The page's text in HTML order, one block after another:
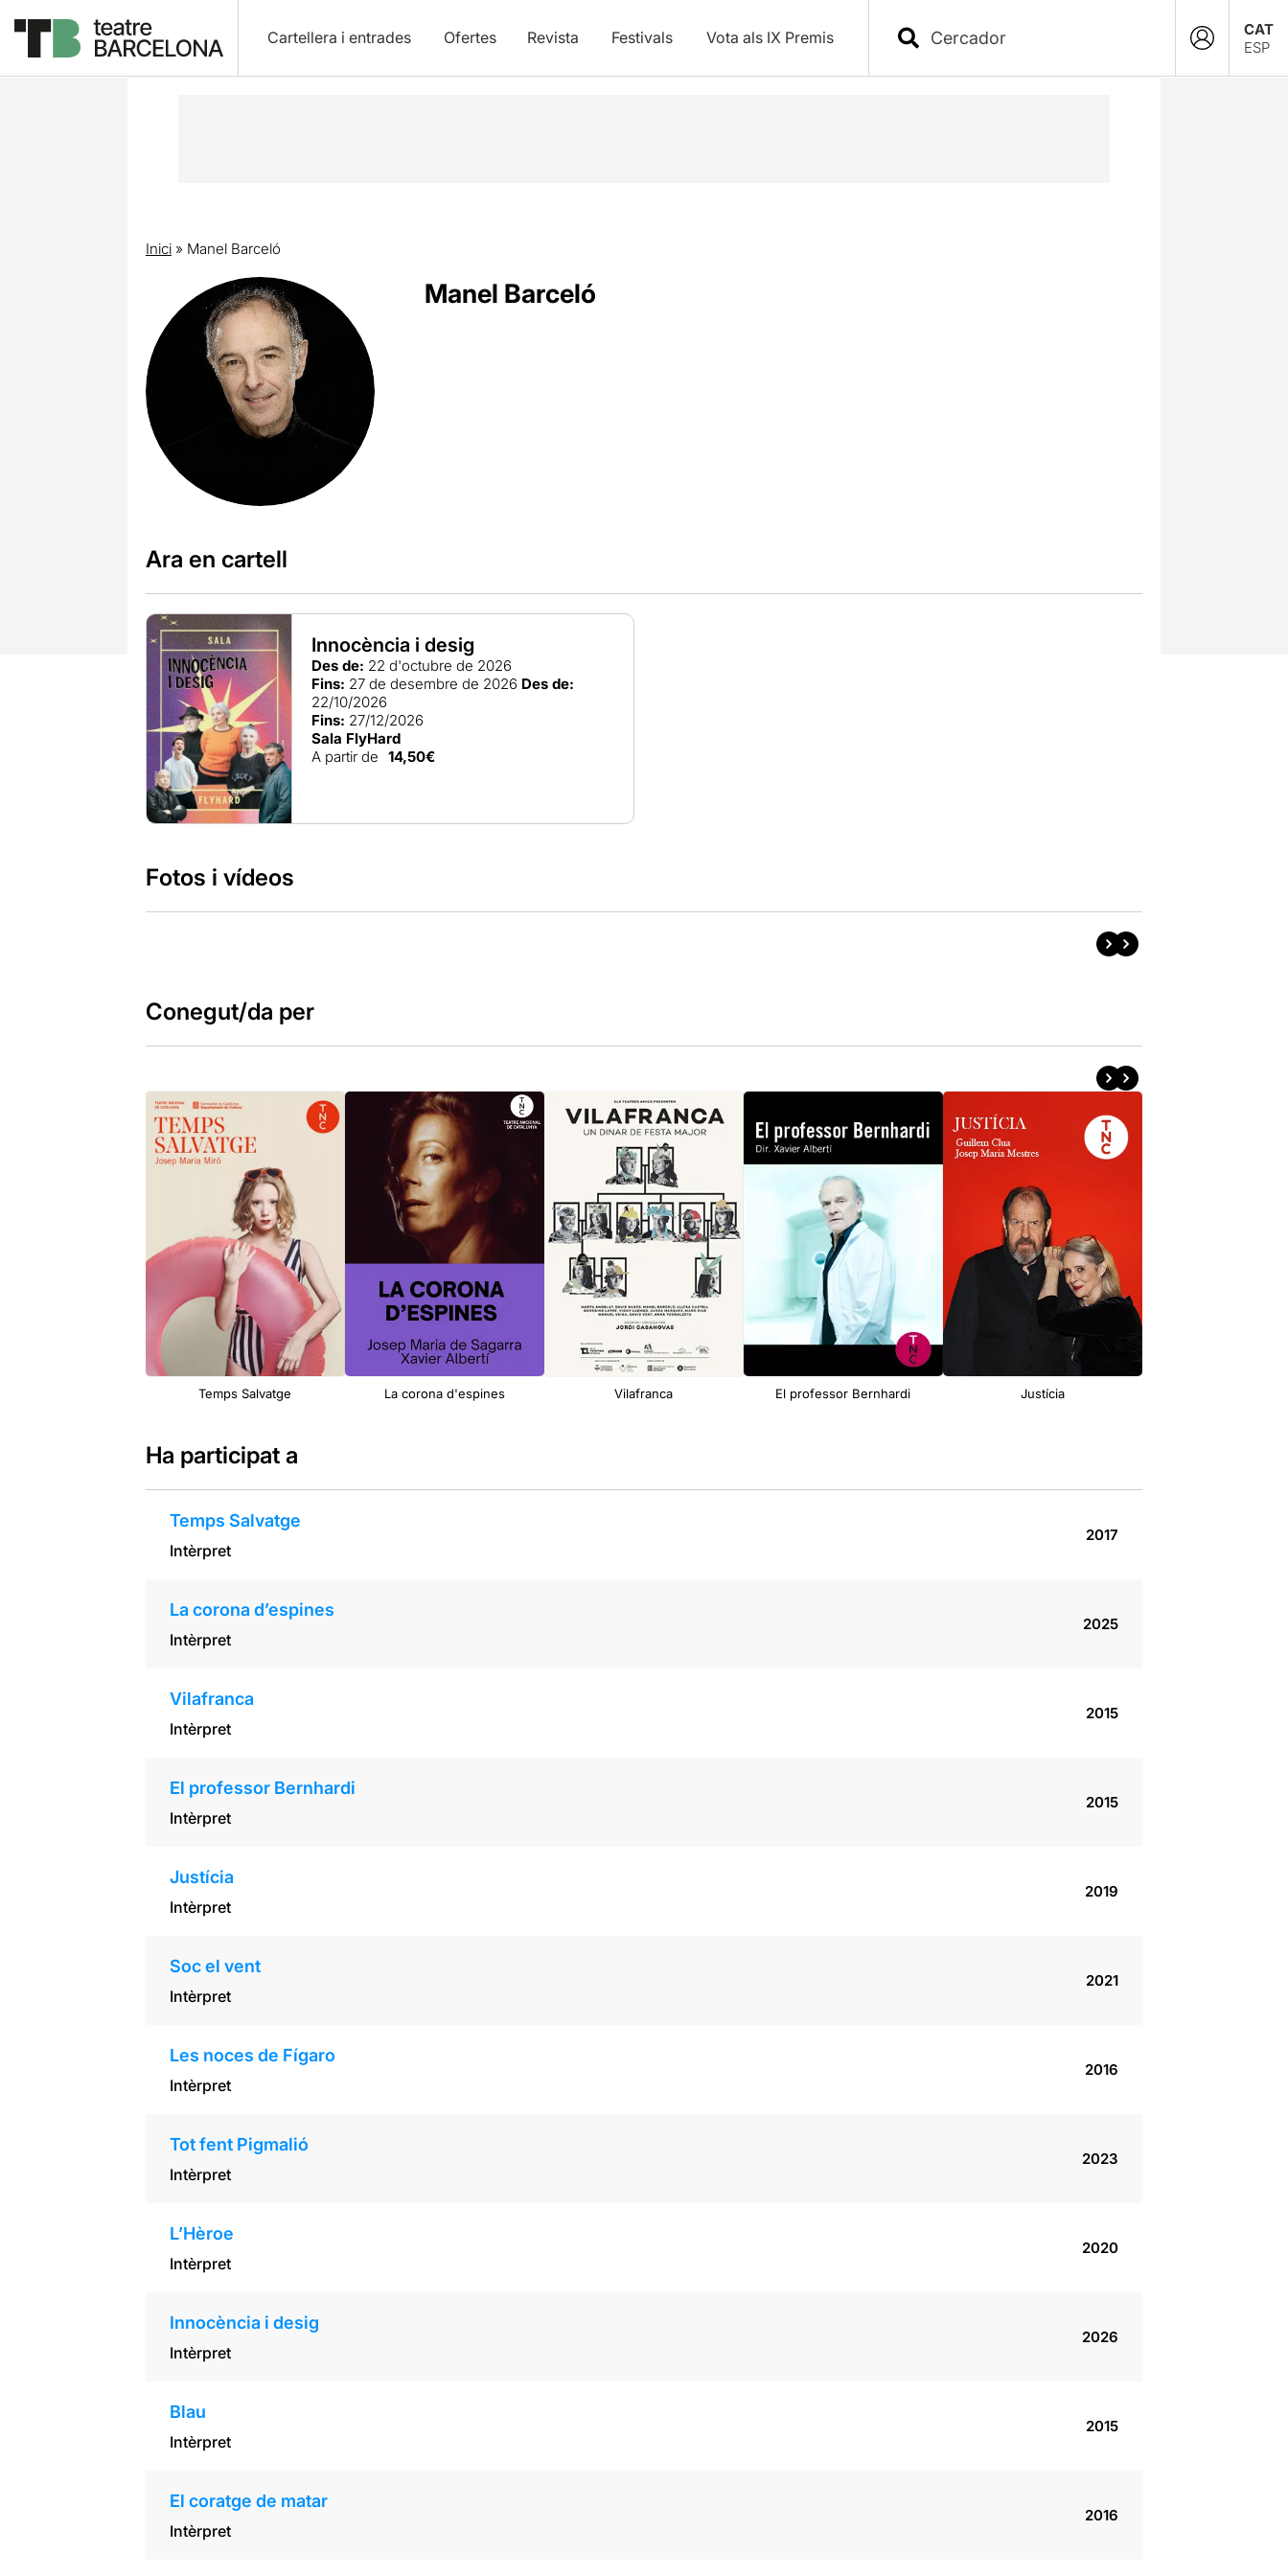
Cartellera i entrades Ofertes Revista Festivals Vota als IX Premis
CAT
ESP
Inici» Manel Barceló
Manel Barceló
Ara en cartell
Innocència i desig
Des de: 22 d'octubre de 2026
Fins: 27 de desembre de 2026 Des de:
22/10/2026
Fins: 27/12/2026
Sala FlyHard
A partir de 14,50€
Fotos i vídeos
Conegut/da per
Temps Salvatge La corona d'espines Vilafranca El professor Bernhardi Justícia
Ha participat a
Temps Salvatge
Intèrpret
2017
La corona d’espines
Intèrpret
2025
Vilafranca
Intèrpret
2015
El professor Bernhardi
Intèrpret
2015
Justícia
Intèrpret
2019
Soc el vent
Intèrpret
2021
Les noces de Fígaro
Intèrpret
2016
Tot fent Pigmalió
Intèrpret
2023
L’Hèroe
Intèrpret
2020
Innocència i desig
Intèrpret
2026
Blau
Intèrpret
2015
El coratge de matar
Intèrpret
2016